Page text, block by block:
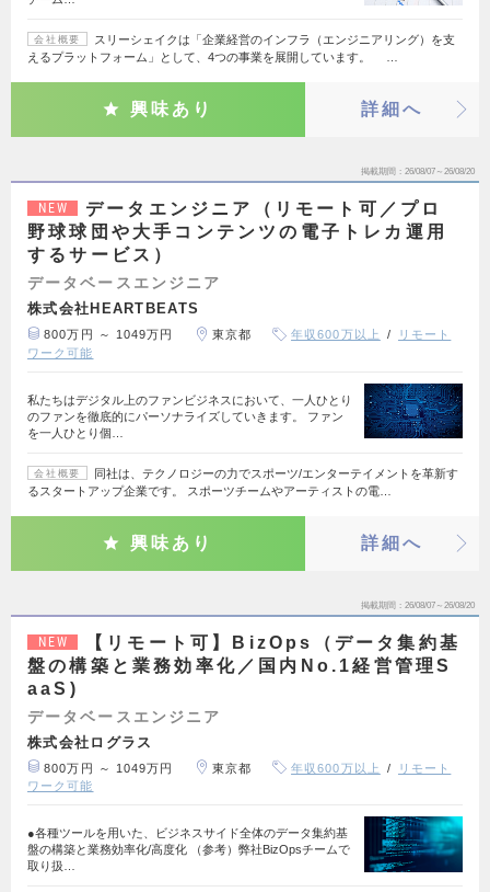
会社概要
スリーシェイクは「企業経営のインフラ（エンジニアリング）を支
えるプラットフォーム」として、4つの事業を展開しています。 …
興味あり 詳細へ
掲載期間 26/08/07～26/08/20
NEW
データエンジニア（リモート可／プロ
野球球団や大手コンテンツの電子トレカ運用
するサービス）
データベースエンジニア
株式会社HEARTBEATS
800万円 ～ 1049万円 東京都 年収600万以上
リモート
ワーク可能
私たちはデジタル上のファンビジネスにおいて、一人ひとり
のファンを徹底的にパーソナライズしていきます。 ファン
を一人ひとり個…
会社概要
同社は、テクノロジーの力でスポーツ/エンターテイメントを革新す
るスタートアップ企業です。 スポーツチームやアーティストの電…
興味あり 詳細へ
掲載期間 26/08/07～26/08/20
NEW
【リモート可】BizOps（データ集約基
盤の構築と業務効率化／国内No.1経営管理S
aaS)
データベースエンジニア
株式会社ログラス
800万円 ～ 1049万円 東京都 年収600万以上
リモート
ワーク可能
●各種ツールを用いた、ビジネスサイド全体のデータ集約基
盤の構築と業務効率化/高度化 （参考）弊社BizOpsチームで
取り扱…